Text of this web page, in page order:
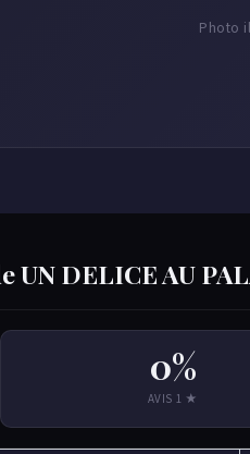
Photo
UN DELICE AU
0%
AVIS 1 ★